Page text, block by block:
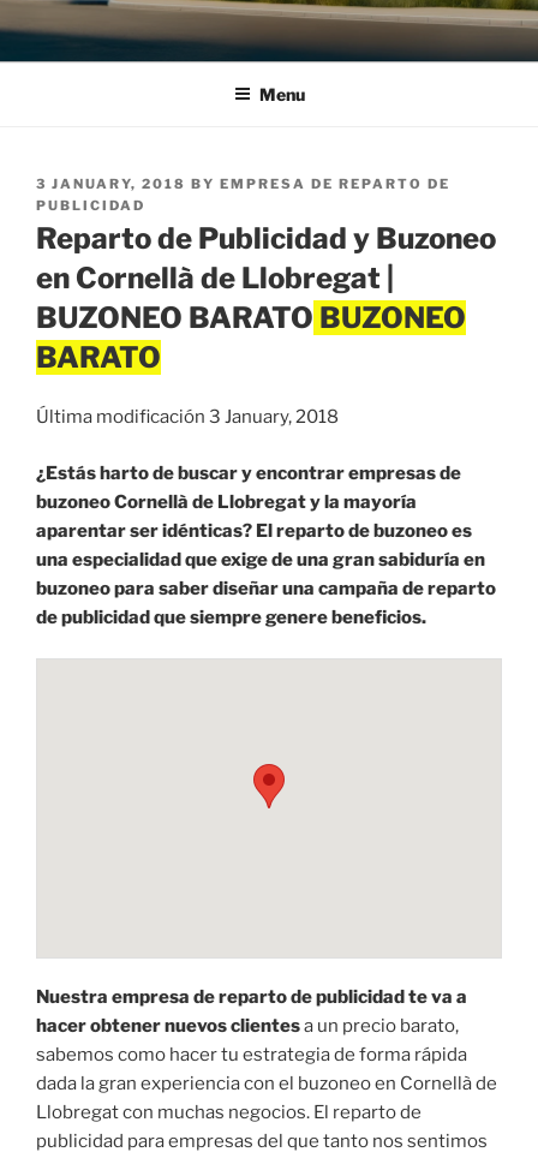
Menu
POSTED
ON
3 JANUARY, 2018 BY EMPRESA DE REPARTO DE
PUBLICIDAD
Reparto de Publicidad y Buzoneo
en Cornellà de Llobregat |
BUZONEO BARATO
Última modificación 3 January, 2018
¿Estás harto de buscar y encontrar empresas de
buzoneo Cornellà de Llobregat y la mayoría
aparentar ser idénticas? El reparto de buzoneo es
una especialidad que exige de una gran sabiduría en
buzoneo para saber diseñar una campaña de reparto
de publicidad que siempre genere beneficios.
Nuestra empresa de reparto de publicidad te va a
hacer obtener nuevos clientesa un precio barato,
sabemos como hacer tu estrategia de forma rápida
dada la gran experiencia con el buzoneo en Cornellà de
Llobregat con muchas negocios. El reparto de
publicidad para empresas del que tanto nos sentimos